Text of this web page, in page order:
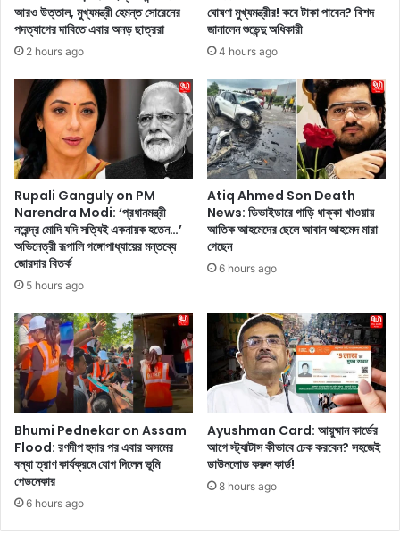
দু
র্গ
ল
ক
র
ল
র
য়্যা
ল
চ্যা
লে
র্স
বে
ঙ্গা
লু
ই
ধ্যে
শে
ষ
,
আ
জ
স
ন্ধ্যা
য়
ক
ল
তা
য়
ফি
র
ছে
ন
মু
খ্য
ম
ম
ম
আরও উত্তাল, মুখ্যমন্ত্রী হেমন্ত সোরেনের
পদত্যাগের দাবিতে এবার অনড় ছাত্ররা
2 hours ago
ঘোষণা মুখ্যমন্ত্রীর! কবে টাকা পাবেন? বিশদ
জানালেন শুভেন্দু অধিকারী
4 hours ago
Rupali Ganguly on PM
Narendra Modi: ‘প্রধানমন্ত্রী
নরেন্দ্র মোদি যদি সত্যিই একনায়ক হতেন…’
অভিনেত্রী রূপালি গঙ্গোপাধ্যায়ের মন্তব্যে
জোরদার বিতর্ক
5 hours ago
Atiq Ahmed Son Death
News: ডিভাইডারে গাড়ি ধাক্কা খাওয়ায়
আতিক আহমেদের ছেলে আবান আহমেদ মারা
গেছেন
6 hours ago
Bhumi Pednekar on Assam
Flood: রণদীপ হুদার পর এবার অসমের
বন্যা ত্রাণ কার্যক্রমে যোগ দিলেন ভূমি
পেডনেকার
6 hours ago
Ayushman Card: আয়ুষ্মান কার্ডের
আগে স্ট্যাটাস কীভাবে চেক করবেন? সহজেই
ডাউনলোড করুন কার্ড!
8 hours ago